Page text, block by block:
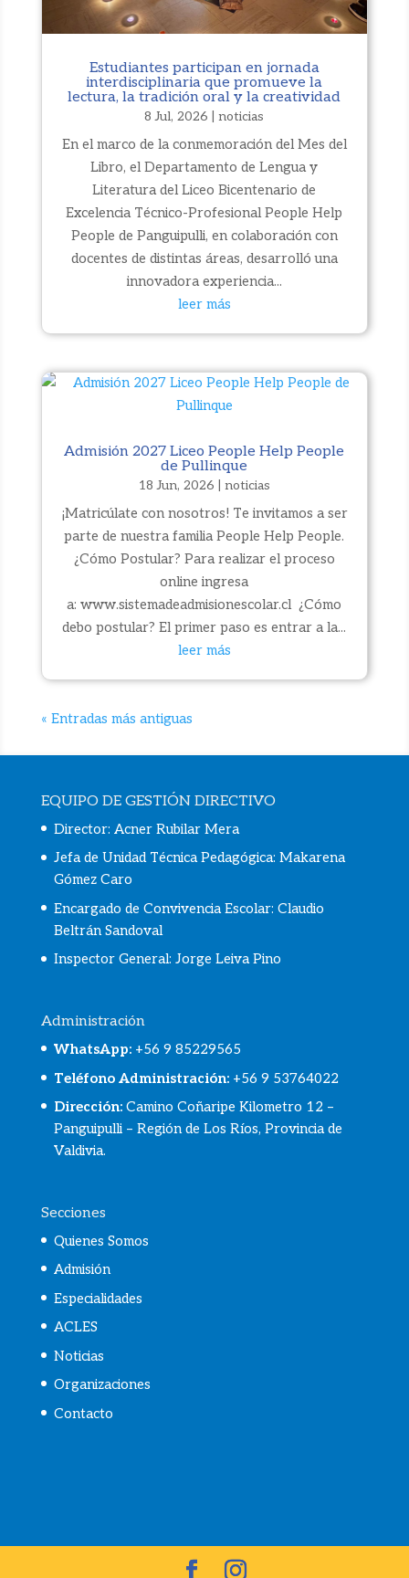
Estudiantes participan en jornada
interdisciplinaria que promueve la
lectura, la tradición oral y la creatividad
8 Jul, 2026 |noticias
En el marco de la conmemoración del Mes del
Libro, el Departamento de Lengua y
Literatura del Liceo Bicentenario de
Excelencia Técnico-Profesional People Help
People de Panguipulli, en colaboración con
docentes de distintas áreas, desarrolló una
innovadora experiencia...
leer más
Admisión 2027 Liceo People Help People
de Pullinque
18 Jun, 2026 noticias
¡Matricúlate con nosotros! Te invitamos a ser
parte de nuestra familia People Help People.
¿Cómo Postular? Para realizar el proceso
online ingresa
a: www.sistemadeadmisionescolar.cl ¿Cómo
debo postular? El primer paso es entrar a la...
leer más
« Entradas más antiguas
EQUIPO DE GESTIÓN DIRECTIVO
Director: Acner Rubilar Mera
Jefa de Unidad Técnica Pedagógica: Makarena
Gómez Caro
Encargado de Convivencia Escolar: Claudio
Beltrán Sandoval
Inspector General: Jorge Leiva Pino
Administración
WhatsApp: +56 9 85229565
Teléfono Administración: +56 9 53764022
Dirección:Camino Coñaripe Kilometro 12 –
Panguipulli – Región de Los Ríos, Provincia de
Valdivia.
Secciones
Quienes Somos
Admisión
Especialidades
ACLES
Noticias
Organizaciones
Contacto